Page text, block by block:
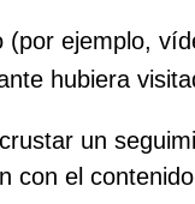
ejemplo,
hubiera
un
el